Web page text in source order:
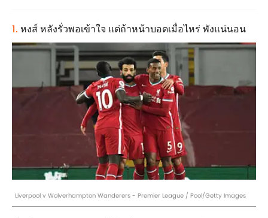
1. หงส์ หลังรั่วพอเข้าใจ แต่ถ้าหน้าบอดเมื่อไหร่ พังแน่นอน
Liverpool v Wolverhampton Wanderers - Premier League / Pool/Getty Images